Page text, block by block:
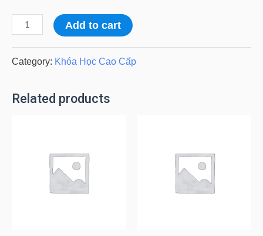
Price
&
quantity
Add to cart
Category: Khóa Học Cao Cấp
Related products